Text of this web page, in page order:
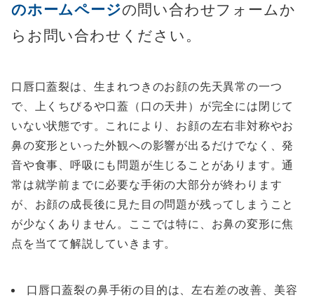
のホームページの問い合わせフォームか
らお問い合わせください。
口唇口蓋裂は、生まれつきのお顔の先天異常の一つ
で、上くちびるや口蓋（口の天井）が完全には閉じて
いない状態です。これにより、お顔の左右非対称やお
鼻の変形といった外観への影響が出るだけでなく、発
音や食事、呼吸にも問題が生じることがあります。通
常は就学前までに必要な手術の大部分が終わります
が、お顔の成長後に見た目の問題が残ってしまうこと
が少なくありません。ここでは特に、お鼻の変形に焦
点を当てて解説していきます。
口唇口蓋裂の鼻手術の目的は、左右差の改善、美容